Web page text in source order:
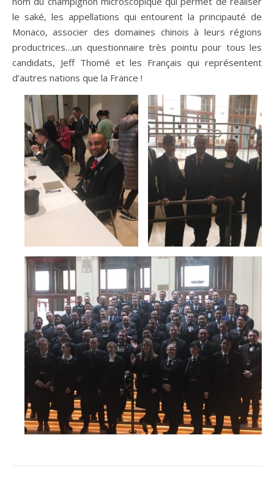
le saké, les appellations qui entourent la principauté de
Monaco, associer des domaines chinois à leurs régions
productrices…un questionnaire très pointu pour tous les
candidats, Jeff Thomé et les Français qui représentent
d’autres nations que la France !